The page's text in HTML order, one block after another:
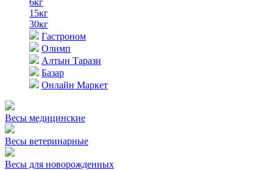
6кг
15кг
30кг
Гастроном
Олимп
Алтын Тарази
Базар
Онлайн Маркет
Весы медицинские
Весы ветеринарные
Весы для новорожденных